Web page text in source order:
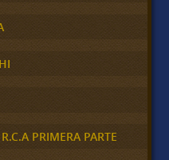
PRIMERA PARTE